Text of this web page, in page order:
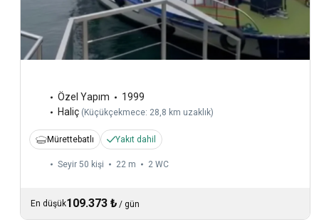
Özel Yapım
1999
Haliç ( Küçükçekmece: 28,8 km uzaklık)
Mürettebatlı Yakıt dahil
Seyir 50 kişi 22 m 2 WC
En düşük109.373 ₺ / gün